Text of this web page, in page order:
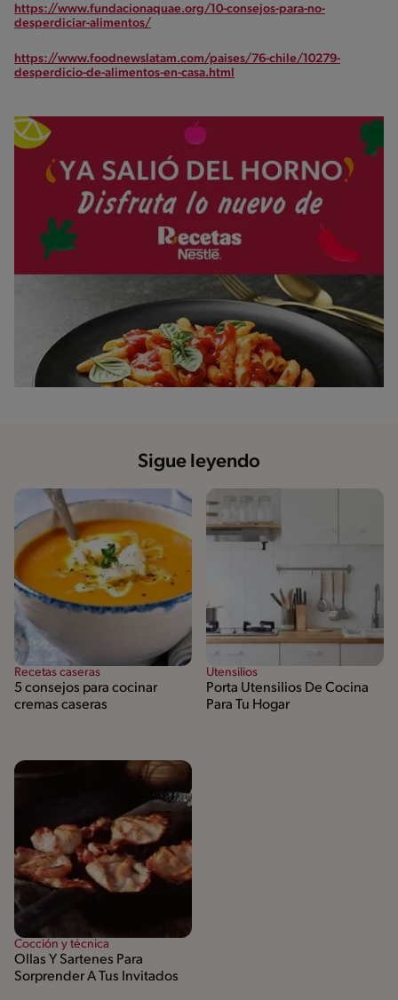
https://www.fundacionaquae.org/10-consejos-para-no-
desperdiciar-alimentos/
https://www.foodnewslatam.com/paises/76-chile/10279-
desperdicio-de-alimentos-en-casa.html
Sigue leyendo
Recetas caseras
5 consejos para cocinar
cremas caseras
Utensilios
Porta Utensilios De Cocina
Para Tu Hogar
Cocción y técnica
Ollas Y Sartenes Para
Sorprender A Tus Invitados